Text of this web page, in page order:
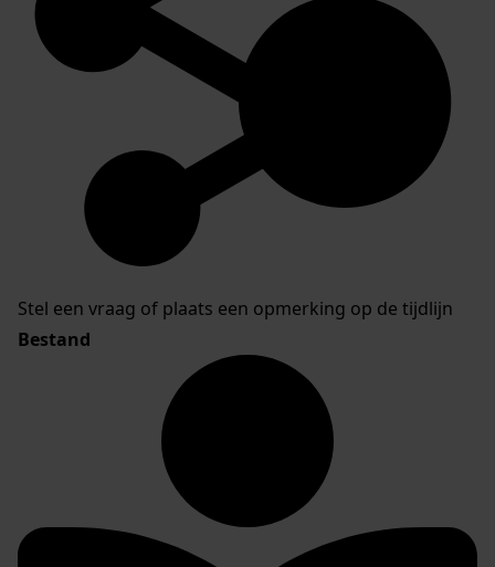
Stel een vraag of plaats een opmerking op de tijdlijn
Bestand